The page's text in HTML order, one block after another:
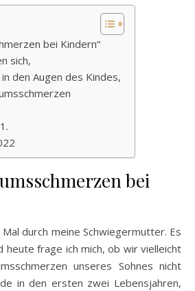
bei Kindern“
sich,
den Augen des Kindes,
bei
heute frage ich mich, ob wir vielleicht
unseres Sohnes nicht
in den ersten zwei Lebensjahren,